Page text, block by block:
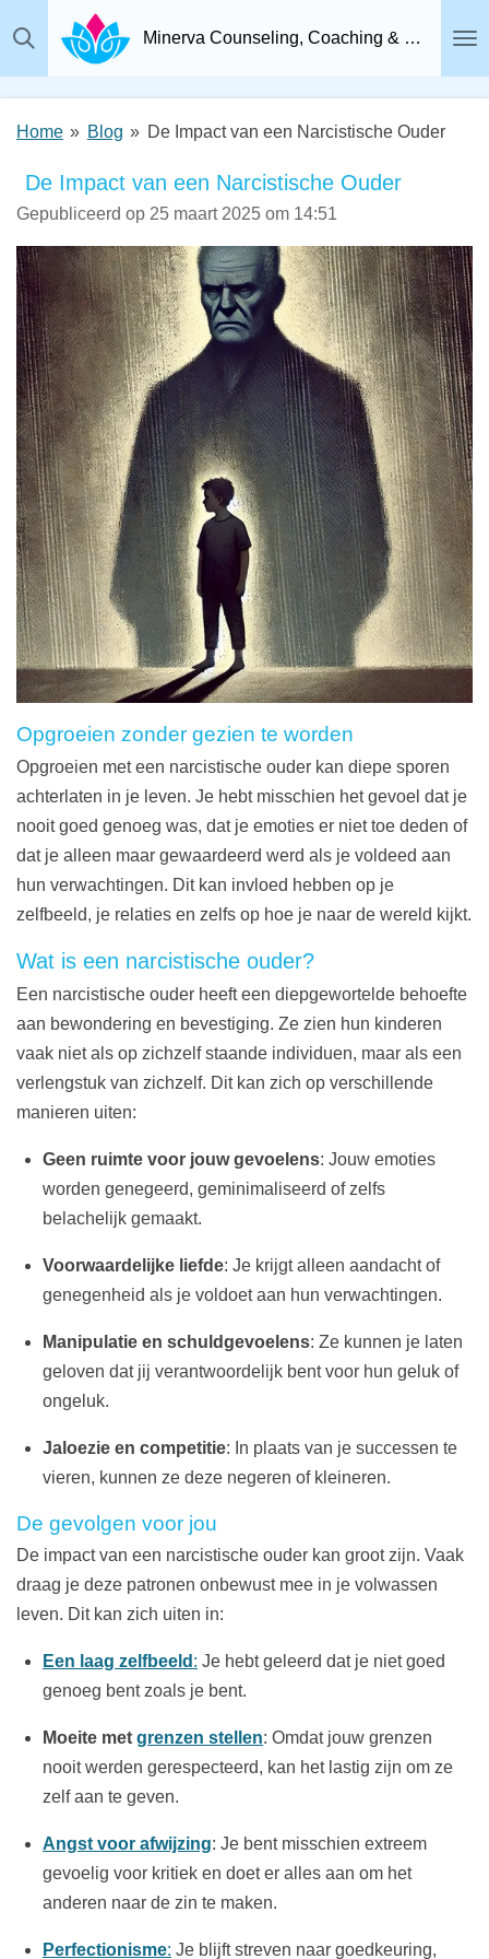
Ga
direct
hoofdinhoud
Minerva Counseling, Coaching & Relatietherapie, Psychosociaal Therapeut Breda
Home » Blog » De Impact van een Narcistische Ouder
De Impact van een Narcistische Ouder
Gepubliceerd op 25 maart 2025 om 14:51
Opgroeien zonder gezien te worden
Opgroeien met een narcistische ouder kan diepe sporen
achterlaten in je leven. Je hebt misschien het gevoel dat je
nooit goed genoeg was, dat je emoties er niet toe deden of
dat je alleen maar gewaardeerd werd als je voldeed aan
hun verwachtingen. Dit kan invloed hebben op je
zelfbeeld, je relaties en zelfs op hoe je naar de wereld kijkt.
Wat is een narcistische ouder?
Een narcistische ouder heeft een diepgewortelde behoefte
aan bewondering en bevestiging. Ze zien hun kinderen
vaak niet als op zichzelf staande individuen, maar als een
verlengstuk van zichzelf. Dit kan zich op verschillende
manieren uiten:
Geen ruimte voor jouw gevoelens: Jouw emoties
worden genegeerd, geminimaliseerd of zelfs
belachelijk gemaakt.
Voorwaardelijke liefde: Je krijgt alleen aandacht of
genegenheid als je voldoet aan hun verwachtingen.
Manipulatie en schuldgevoelens: Ze kunnen je laten
geloven dat jij verantwoordelijk bent voor hun geluk of
ongeluk.
Jaloezie en competitie: In plaats van je successen te
vieren, kunnen ze deze negeren of kleineren.
De gevolgen voor jou
De impact van een narcistische ouder kan groot zijn. Vaak
draag je deze patronen onbewust mee in je volwassen
leven. Dit kan zich uiten in:
Een laag zelfbeeld : Je hebt geleerd dat je niet goed
genoeg bent zoals je bent.
Moeite met grenzen stellen: Omdat jouw grenzen
nooit werden gerespecteerd, kan het lastig zijn om ze
zelf aan te geven.
Angst voor afwijzing: Je bent misschien extreem
gevoelig voor kritiek en doet er alles aan om het
anderen naar de zin te maken.
Perfectionisme: Je blijft streven naar goedkeuring,